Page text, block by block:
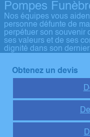
Pompes
Nos équipes vous
personne défunte de
perpétuer son souvenir
ses valeurs et de ses
dignité dans son
Obtenez un devis